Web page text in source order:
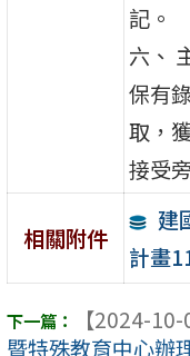
記。
六、
保有
取，
接受
相關附件
建
計畫
【2024-10-
暨特殊教育中心辦